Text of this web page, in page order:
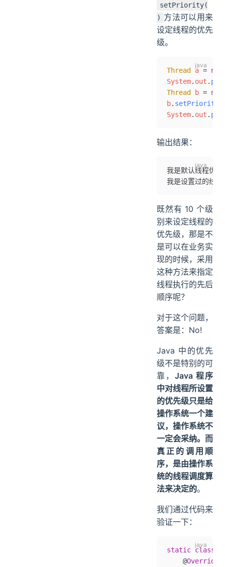
setPriority(
) 方法可以用来
设定线程的优先
级。
Thread a = new
System. out .
Thread b = new
b. setPriority
System. out .
输出结果：
我是默认线程优先
我是设置过的线程
既然有 10 个级
别来设定线程的
优先级，那是不
是可以在业务实
现的时候，采用
这种方法来指定
线程执行的先后
顺序呢？
对于这个问题，
答案是：No!
Java 中的优先
级不是特别的可
靠， Java 程序
中对线程所设置
的优先级只是给
操作系统一个建
议，操作系统不
一定会采纳。而
真正的调用顺
序，是由操作系
统的线程调度算
法来决定的。
我们通过代码来
验证一下：
static class
    @
Override